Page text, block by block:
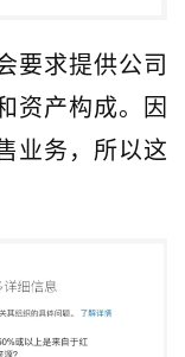
要求提供公司
资产构成。因
业务，所以这